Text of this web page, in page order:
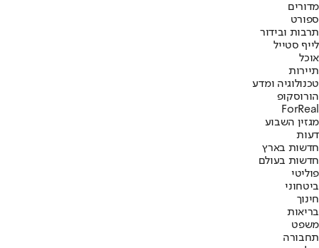
מדורים
ספורט
תרבות ובידור
לייף סטייל
אוכל
תיירות
טכנולוגיה ומדע
הורוסקופ
ForReal
מגזין השבוע
דעות
חדשות בארץ
חדשות בעולם
פוליטי
ביטחוני
חינוך
בריאות
משפט
תחבורה